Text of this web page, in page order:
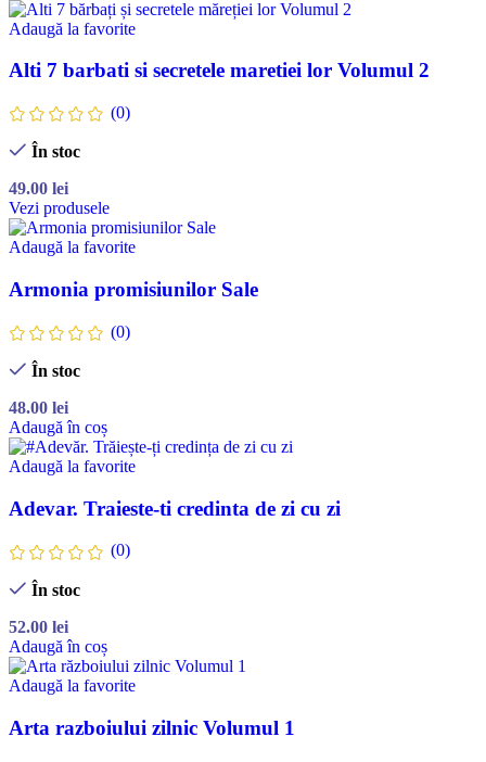
Adaugă la favorite
Alti 7 barbati si secretele maretiei lor Volumul 2
(0)
În stoc
49.00 lei
Vezi produsele
Adaugă la favorite
Armonia promisiunilor Sale
(0)
În stoc
48.00 lei
Adaugă în coș
Adaugă la favorite
Adevar. Traieste-ti credinta de zi cu zi
(0)
În stoc
52.00 lei
Adaugă în coș
Adaugă la favorite
Arta razboiului zilnic Volumul 1